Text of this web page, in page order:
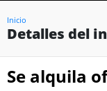
Inicio
Detalles del
Se alquila